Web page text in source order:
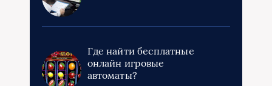
Где найти бесплатные
онлайн игровые
автоматы?